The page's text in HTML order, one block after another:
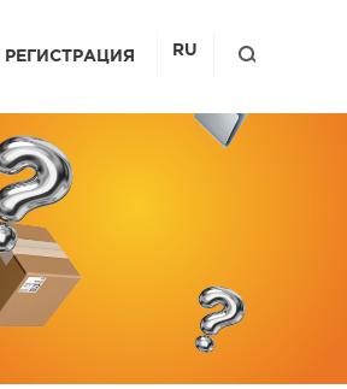
РЕГИСТРАЦИЯ RU